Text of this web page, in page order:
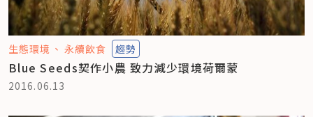
生態環境 永續飲食 趨勢
Blue Seeds契作小農 致力減少環境荷爾蒙
2016.06.13